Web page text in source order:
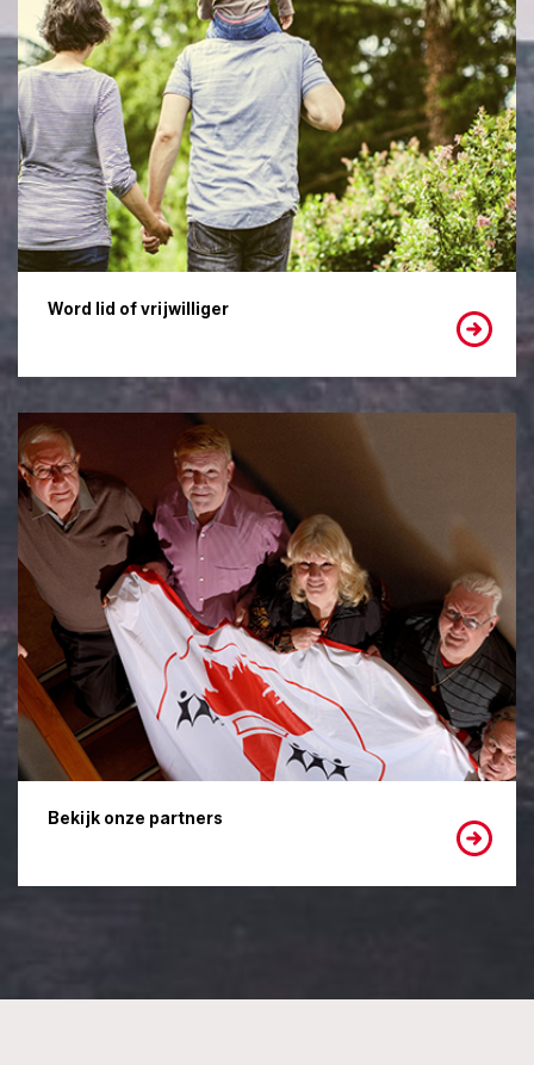
Word lid of vrijwilliger
Bekijk onze partners